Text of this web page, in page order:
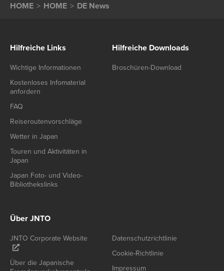
HOME HOME DE News
Hilfreiche Links
Wichtige Informationen
Kostenloses Infomaterial
anfordern
FAQ
Reiseroutenvorschläge
Wetter in Japan
Touren und Aktivitäten in
Japan
Japan Foto- und Video-
Bibliothekslinks
Hilfreiche Downloads
Broschüren-Download
Über JNTO
JNTO Corporate Website
Über die Japanische
Datenschutzrichtlinie
Cookie-Richtlinie
Impressum